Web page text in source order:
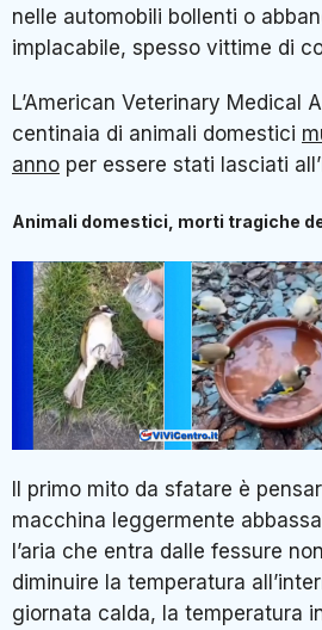
nelle automobili bollenti o
implacabile, spesso vittime di
L’American Veterinary Medical
centinaia di animali domestici
anno per essere stati lasciati
Animali domestici, morti tragiche
Il primo mito da sfatare è
macchina leggermente
l’aria che entra dalle fessure
diminuire la temperatura
giornata calda, la temperatura